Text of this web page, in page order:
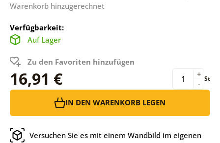
Warenkorb hinzugerechnet
Verfügbarkeit:
Auf Lager
Zu den Favoriten hinzufügen
16,91 € -
+ St
IN DEN WARENKORB LEGEN
Versuchen Sie es mit einem Wandbild im eigenen